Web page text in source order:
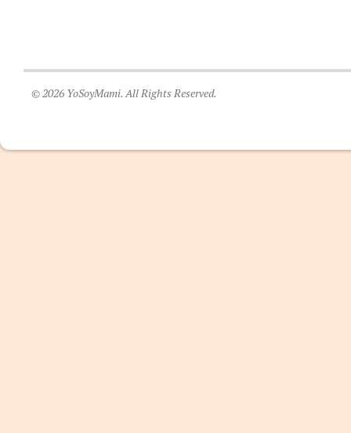
© 2026 YoSoyMami. All Rights Reserved.